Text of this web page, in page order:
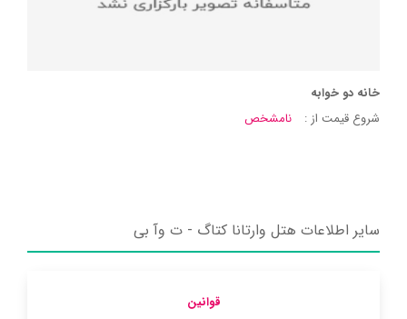
خانه دو خوابه
شروع قیمت از :
نامشخص
سایر اطلاعات هتل وارتانا کتاگ - ت وآ بی
قوانین